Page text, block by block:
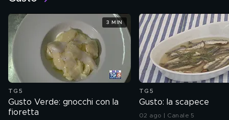
TG5
Gusto Verde: gnocchi con la
fioretta
3 MIN
TG5
Gusto: la scapece
02 ago | Canale 5